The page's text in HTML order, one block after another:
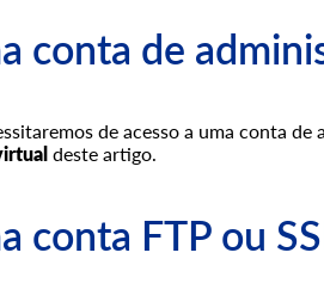
conta de
de acesso a uma conta
deste artigo.
conta FTP ou